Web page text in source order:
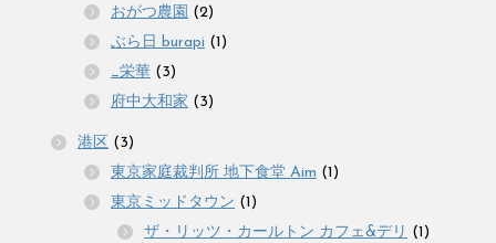
おがつ農園 (2)
ぶら日 burapi (1)
_栄華 (3)
府中大和家 (3)
港区 (3)
東京家庭裁判所 地下食堂 Aim (1)
東京ミッドタウン (1)
ザ・リッツ・カールトン カフェ&デリ (1)